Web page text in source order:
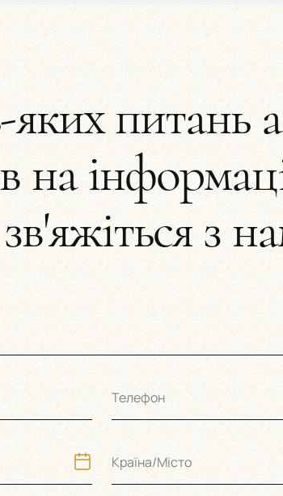
питань
на
з
Телефон
Країна/Місто